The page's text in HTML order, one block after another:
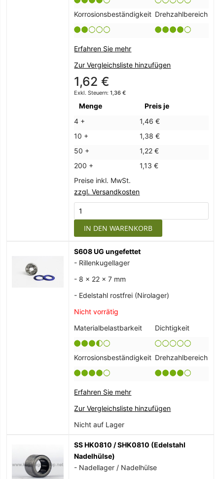
Korrosionsbeständigkeit Drehzahlbereich
Erfahren Sie mehr
Zur Vergleichsliste hinzufügen
1,62 €
1,36 €
Menge
Preis je
4 +
1,46 €
10 +
1,38 €
50 +
1,22 €
200 +
1,13 €
Preise inkl. MwSt.
zzgl. Versandkosten
IN DEN WARENKORB
S608 UG ungefettet
- Rillenkugellager
- 8 x 22 x 7 mm
- Edelstahl rostfrei (Nirolager)
Nicht vorrätig
Materialbelastbarkeit
Dichtigkeit
Korrosionsbeständigkeit Drehzahlbereich
Erfahren Sie mehr
Zur Vergleichsliste hinzufügen
Nicht auf Lager
SS HK0810 / SHK0810 (Edelstahl
Nadelhülse)
- Nadellager / Nadelhülse